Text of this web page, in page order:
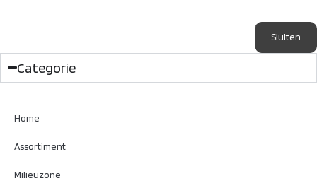
Sluiten
Categorie
Home
Assortiment
Milieuzone